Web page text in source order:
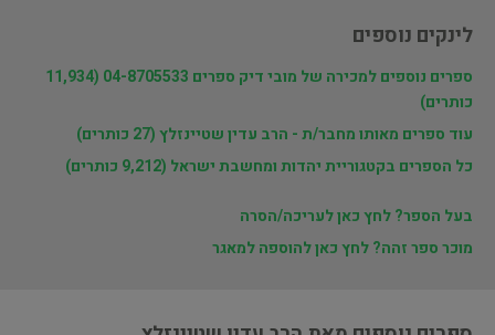
לינקים נוספים
ספרים נוספים למכירה של מובי דיק ספרים 04-8705533 (11,934
כותרים)
עוד ספרים מאותו מחבר/ת - הרב עדין שטיינזלץ (27 כותרים)
כל הספרים בקטגוריית יהדות ומחשבת ישראל (9,212 כותרים)
בעל הספר? לחץ כאן לעריכה/הסרה
מוכר ספר זהה? לחץ כאן להוספה למאגר